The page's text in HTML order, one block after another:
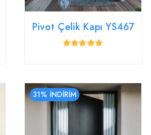
Pivot Çelik Kapı YS467
31% İNDİRİM